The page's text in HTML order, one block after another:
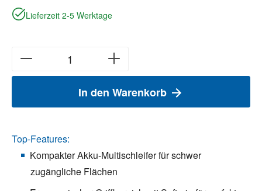
Lieferzeit 2-5 Werktage
In den Warenkorb
Top-Features:
Kompakter Akku-Multischleifer für schwer
zugängliche Flächen